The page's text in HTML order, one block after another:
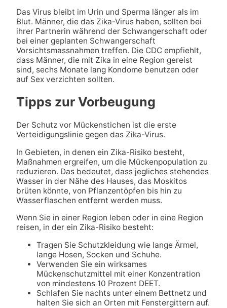
Das Virus bleibt im Urin und Sperma länger als im
Blut. Männer, die das Zika-Virus haben, sollten bei
ihrer Partnerin während der Schwangerschaft oder
bei einer geplanten Schwangerschaft
Vorsichtsmassnahmen treffen. Die CDC empfiehlt,
dass Männer, die mit Zika in eine Region gereist
sind, sechs Monate lang Kondome benutzen oder
auf Sex verzichten sollten.
Tipps zur Vorbeugung
Der Schutz vor Mückenstichen ist die erste
Verteidigungslinie gegen das Zika-Virus.
In Gebieten, in denen ein Zika-Risiko besteht,
Maßnahmen ergreifen, um die Mückenpopulation zu
reduzieren. Das bedeutet, dass jegliches stehendes
Wasser in der Nähe des Hauses, das Moskitos
brüten könnte, von Pflanzentöpfen bis hin zu
Wasserflaschen entfernt werden muss.
Wenn Sie in einer Region leben oder in eine Region
reisen, in der ein Zika-Risiko besteht:
Tragen Sie Schutzkleidung wie lange Ärmel,
lange Hosen, Socken und Schuhe.
Verwenden Sie ein wirksames
Mückenschutzmittel mit einer Konzentration
von mindestens 10 Prozent DEET.
Schlafen Sie nachts unter einem Bettnetz und
halten Sie sich an Orten mit Fenstergittern auf.